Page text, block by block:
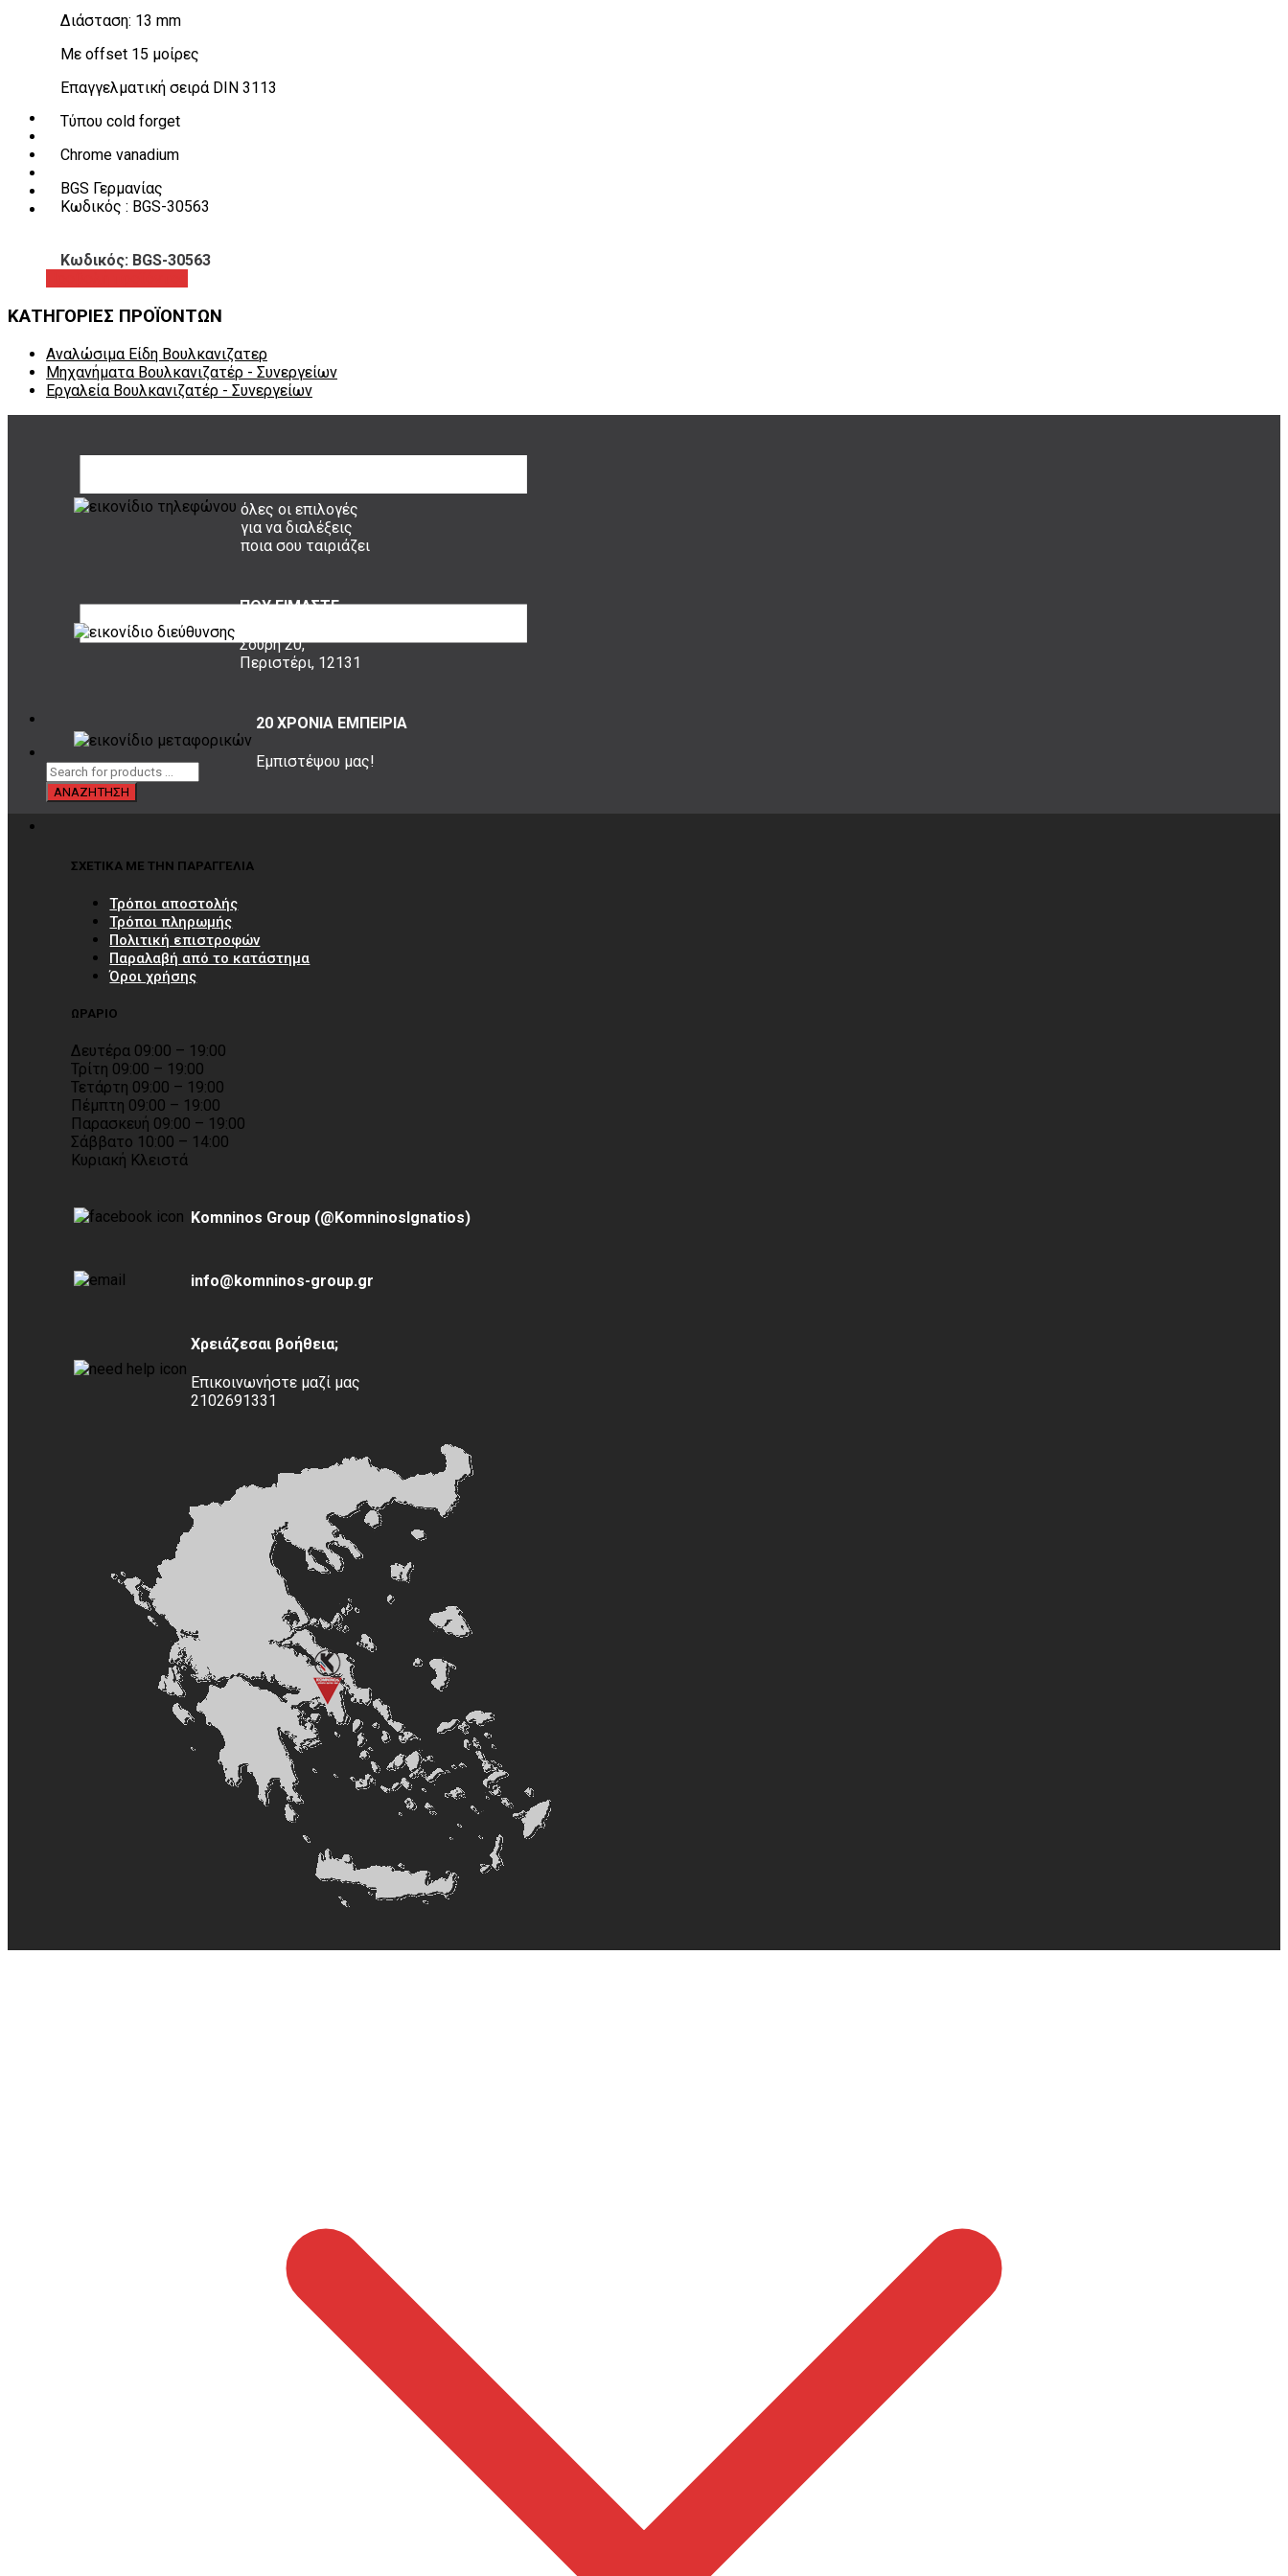
Εργαλεία Χειρός
Εργαλεία φρένων
Εργαλεία χειρός συνεργείου
Διάφορα Είδη Φανοποιείου
Αναλώσιμα Είδη Συνεργείου
ΚΑΤΑΛΟΓΟΣ
VIDEO & ΝΕΑ
B2B
ΕΝ
Διάσταση: 13 mm
Με offset 15 μοίρες
Επαγγελματική σειρά DIN 3113
Τύπου cold forget
Chrome vanadium
BGS Γερμανίας
Κωδικός : BGS-30563
Κωδικός: BGS-30563
ΚΑΤΗΓΟΡΙΕΣ ΠΡΟΪΟΝΤΩΝ
Αναλώσιμα Είδη Βουλκανιζατερ
Μηχανήματα Βουλκανιζατέρ - Συνεργείων
Εργαλεία Βουλκανιζατέρ - Συνεργείων
όλες οι επιλογές
για να διαλέξεις
ποια σου ταιριάζει
ΠΟΥ ΕΙΜΑΣΤΕ
Σουρή 20,
Περιστέρι, 12131
20 ΧΡΟΝΙΑ ΕΜΠΕΙΡΙΑ
Εμπιστέψου μας!
ΣΧΕΤΙΚΑ ΜΕ ΤΗΝ ΠΑΡΑΓΓΕΛΙΑ
Τρόποι αποστολής
Τρόποι πληρωμής
Πολιτική επιστροφών
Παραλαβή από το κατάστημα
Όροι χρήσης
ΩΡΑΡΙΟ
Δευτέρα 09:00 – 19:00
Τρίτη 09:00 – 19:00
Τετάρτη 09:00 – 19:00
Πέμπτη 09:00 – 19:00
Παρασκευή 09:00 – 19:00
Σάββατο 10:00 – 14:00
Κυριακή Κλειστά
Komninos Group (@KomninosIgnatios)
info@komninos-group.gr
Χρειάζεσαι βοήθεια;
Επικοινωνήστε μαζί μας
2102691331